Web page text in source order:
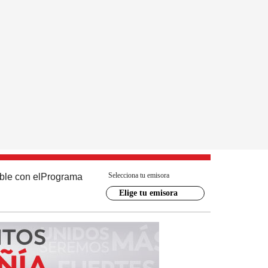
con el Programa Selecciona tu emisora
Elige tu emisora